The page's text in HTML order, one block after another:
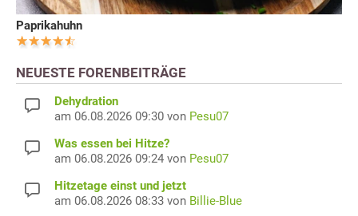
Paprikahuhn
NEUESTE FORENBEITRÄGE
Dehydration
am 06.08.2026 09:30 von Pesu07
Was essen bei Hitze?
am 06.08.2026 09:24 von Pesu07
Hitzetage einst und jetzt
am 06.08.2026 08:33 von Billie-Blue